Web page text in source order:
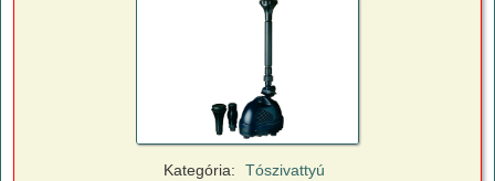
Kategória: Tószivattyú